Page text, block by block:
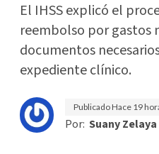
El IHSS explicó el
reembolso por gastos
documentos
expediente clínico.
PublicadoHace 19
Por: Suany Zelaya